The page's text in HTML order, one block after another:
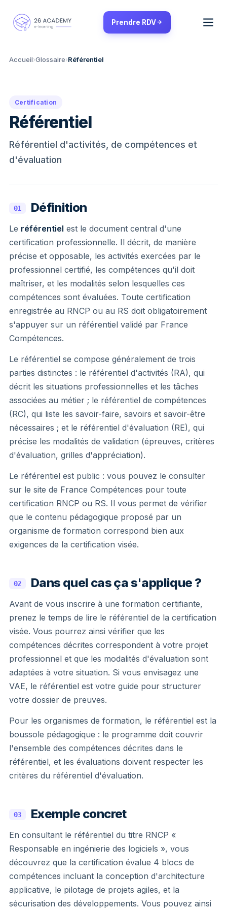
Prendre RDV
Accueil›Glossaire›Référentiel
Certification
Référentiel
Référentiel d'activités, de compétences et
d'évaluation
01 Définition
Le référentiel est le document central d'une
certification professionnelle. Il décrit, de manière
précise et opposable, les activités exercées par le
professionnel certifié, les compétences qu'il doit
maîtriser, et les modalités selon lesquelles ces
compétences sont évaluées. Toute certification
enregistrée au RNCP ou au RS doit obligatoirement
s'appuyer sur un référentiel validé par France
Compétences.
Le référentiel se compose généralement de trois
parties distinctes : le référentiel d'activités (RA), qui
décrit les situations professionnelles et les tâches
associées au métier ; le référentiel de compétences
(RC), qui liste les savoir-faire, savoirs et savoir-être
nécessaires ; et le référentiel d'évaluation (RE), qui
précise les modalités de validation (épreuves, critères
d'évaluation, grilles d'appréciation).
Le référentiel est public : vous pouvez le consulter
sur le site de France Compétences pour toute
certification RNCP ou RS. Il vous permet de vérifier
que le contenu pédagogique proposé par un
organisme de formation correspond bien aux
exigences de la certification visée.
02 Dans quel cas ça s'applique ?
Avant de vous inscrire à une formation certifiante,
prenez le temps de lire le référentiel de la certification
visée. Vous pourrez ainsi vérifier que les
compétences décrites correspondent à votre projet
professionnel et que les modalités d'évaluation sont
adaptées à votre situation. Si vous envisagez une
VAE, le référentiel est votre guide pour structurer
votre dossier de preuves.
Pour les organismes de formation, le référentiel est la
boussole pédagogique : le programme doit couvrir
l'ensemble des compétences décrites dans le
référentiel, et les évaluations doivent respecter les
critères du référentiel d'évaluation.
03 Exemple concret
En consultant le référentiel du titre RNCP «
Responsable en ingénierie des logiciels », vous
découvrez que la certification évalue 4 blocs de
compétences incluant la conception d'architecture
applicative, le pilotage de projets agiles, et la
sécurisation des développements. Vous pouvez ainsi